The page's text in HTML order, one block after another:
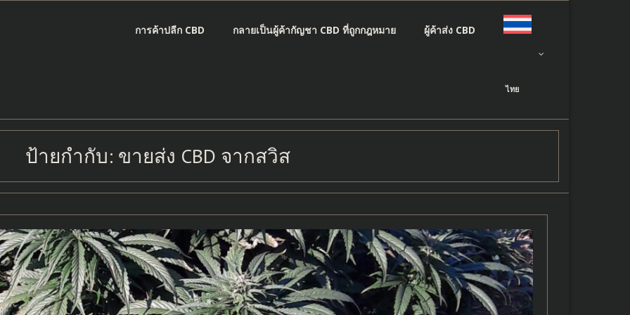
การค้าปลีก CBD กลายเป็นผู้ค้ากัญชา CBD ที่ถูกกฎหมาย ผู้ค้าส่ง CBD
ไทย
ป้ายกำกับ: ขายส่ง CBD จากสวิส